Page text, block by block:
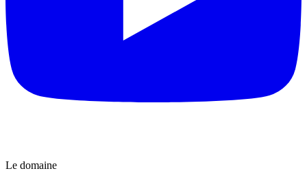
Le domaine